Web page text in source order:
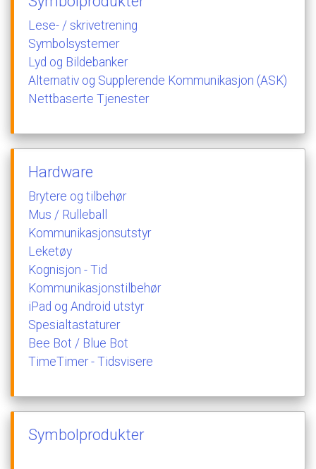
Lese- / skrivetrening
Symbolsystemer
Lyd og Bildebanker
Alternativ og Supplerende Kommunikasjon (ASK)
Nettbaserte Tjenester
Hardware
Brytere og tilbehør
Mus / Rulleball
Kommunikasjonsutstyr
Leketøy
Kognisjon - Tid
Kommunikasjonstilbehør
iPad og Android utstyr
Spesialtastaturer
Bee Bot / Blue Bot
TimeTimer - Tidsvisere
Symbolprodukter